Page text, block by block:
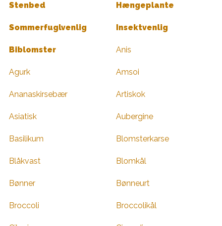
Stenbed Hængeplante
Sommerfuglvenlig Insektvenlig
Biblomster Anis
Agurk Amsoi
Ananaskirsebær Artiskok
Asiatisk Aubergine
Basilikum Blomsterkarse
Blåkvast Blomkål
Bønner Bønneurt
Broccoli Broccolikål